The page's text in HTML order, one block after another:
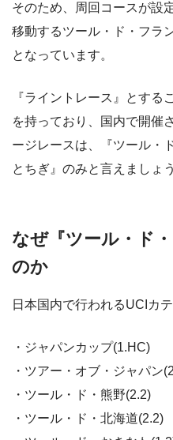
そのため、周回コースが設
移動するツール・ド・フラ
となっています。
『ライントレース』とする
を持っており、国内で開催
ージレースは、『ツール・
とちぎ』のみと言えましょう
なぜ『ツール・ド
のか
日本国内で行われるUCIカ
・ジャパンカップ(1.HC)
・ツアー・オブ・ジャパン
・ツール・ド・熊野(2.2)
・ツール・ド・北海道(2.2)